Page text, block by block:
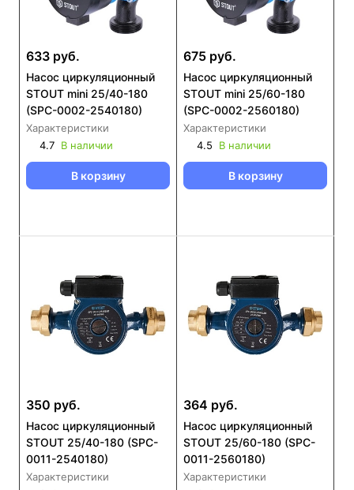
633 руб.
Насос циркуляционный
STOUT mini 25/40-180
(SPC-0002-2540180)
Характеристики
4.7 В наличии
В корзину
675 руб.
Насос циркуляционный
STOUT mini 25/60-180
(SPC-0002-2560180)
Характеристики
4.5
В наличии
В корзину
350 руб.
Насос циркуляционный
STOUT 25/40-180 (SPC-
0011-2540180)
Характеристики
364 руб.
Насос циркуляционный
STOUT 25/60-180 (SPC-
0011-2560180)
Характеристики